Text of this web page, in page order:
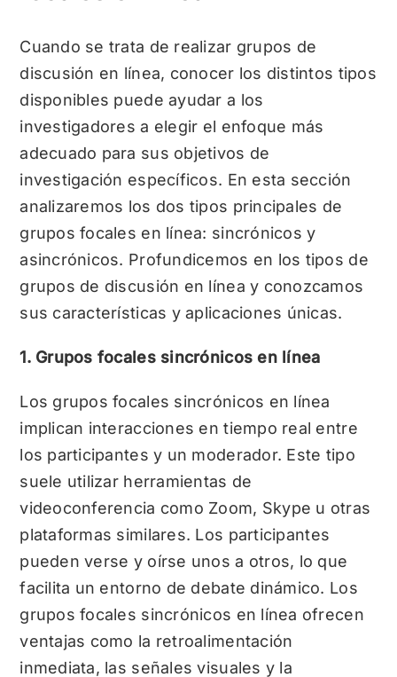
Cuando se trata de realizar grupos de
discusión en línea, conocer los distintos tipos
disponibles puede ayudar a los
investigadores a elegir el enfoque más
adecuado para sus objetivos de
investigación específicos. En esta sección
analizaremos los dos tipos principales de
grupos focales en línea: sincrónicos y
asincrónicos. Profundicemos en los tipos de
grupos de discusión en línea y conozcamos
sus características y aplicaciones únicas.
1. Grupos focales sincrónicos en línea
Los grupos focales sincrónicos en línea
implican interacciones en tiempo real entre
los participantes y un moderador. Este tipo
suele utilizar herramientas de
videoconferencia como Zoom, Skype u otras
plataformas similares. Los participantes
pueden verse y oírse unos a otros, lo que
facilita un entorno de debate dinámico. Los
grupos focales sincrónicos en línea ofrecen
ventajas como la retroalimentación
inmediata, las señales visuales y la